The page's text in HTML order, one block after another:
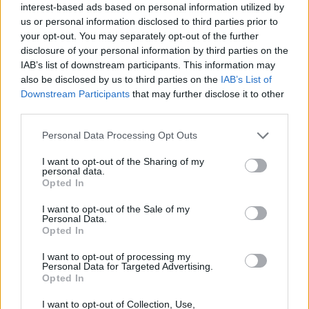
interest-based ads based on personal information utilized by
us or personal information disclosed to third parties prior to
your opt-out. You may separately opt-out of the further
disclosure of your personal information by third parties on the
IAB’s list of downstream participants. This information may
also be disclosed by us to third parties on the IAB’s List of
Downstream Participants that may further disclose it to other
Personal Data Processing Opt Outs
I want to opt-out of the Sharing of my
personal data.
Opted In
I want to opt-out of the Sale of my
Personal Data.
Opted In
I want to opt-out of processing my
Personal Data for Targeted Advertising.
Opted In
I want to opt-out of Collection, Use,